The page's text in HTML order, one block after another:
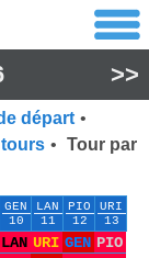
>>
départ •
tours • Tour par
GEN
10
LAN
11
PIO
12
URI
13
LAN URI GEN PIO